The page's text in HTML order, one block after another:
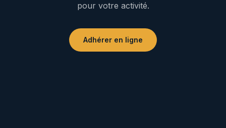
pour votre activité.
Adhérer en ligne